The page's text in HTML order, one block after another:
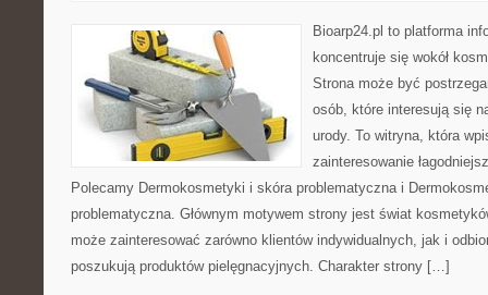
Bioarp24.pl to platforma
koncentruje się wokół
Strona może być
osób, które interesują się
urody. To witryna, która
zainteresowanie
Polecamy Dermokosmetyki i skóra problematyczna i
problematyczna. Głównym motywem strony jest świat
może zainteresować zarówno klientów indywidualnych, jak i
poszukują produktów pielęgnacyjnych. Charakter strony […]